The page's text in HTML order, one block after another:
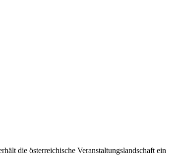
die österreichische Veranstaltungslandschaft ein